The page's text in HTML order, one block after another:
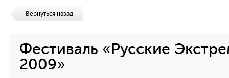
Вернуться назад
Фестиваль «Русские
2009»